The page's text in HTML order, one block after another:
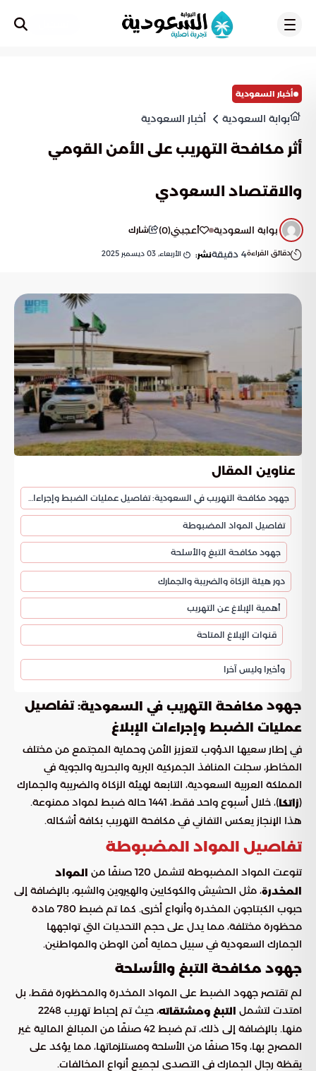
أخبار السعودية
بوابة السعودية أخبار السعودية
أثر مكافحة التهريب على الأمن القومي
والاقتصاد السعودي
بوابة السعودية أعجبني(
0
) شارك
دقائق القراءة4 دقيقةنشر: الأربعاء, 03 ديسمبر 2025
عناوين المقال
جهود مكافحة التهريب في السعودية: تفاصيل عمليات الضبط وإجراءات الإبلاغ
تفاصيل المواد المضبوطة
جهود مكافحة التبغ والأسلحة
دور هيئة الزكاة والضريبة والجمارك
أهمية الإبلاغ عن التهريب
قنوات الإبلاغ المتاحة
وأخيرا وليس آخرا
جهود مكافحة التهريب في السعودية: تفاصيل
عمليات الضبط وإجراءات الإبلاغ
في إطار سعيها الدؤوب لتعزيز الأمن وحماية المجتمع من مختلف
المخاطر، سجلت المنافذ الجمركية البرية والبحرية والجوية في
المملكة العربية السعودية، التابعة لهيئة الزكاة والضريبة والجمارك
(زاتكا
)، خلال أسبوع واحد فقط، 1441 حالة ضبط لمواد ممنوعة.
هذا الإنجاز يعكس التفاني في مكافحة التهريب بكافة أشكاله.
تفاصيل المواد المضبوطة
تنوعت المواد المضبوطة لتشمل 120 صنفًا من
المواد
المخدرة، مثل الحشيش والكوكايين والهيروين والشبو، بالإضافة إلى
حبوب الكبتاجون المخدرة وأنواع أخرى. كما تم ضبط 780 مادة
محظورة مختلفة، مما يدل على حجم التحديات التي تواجهها
الجمارك السعودية في سبيل حماية أمن الوطن والمواطنين.
جهود مكافحة التبغ والأسلحة
لم تقتصر جهود الضبط على المواد المخدرة والمحظورة فقط، بل
امتدت لتشمل التبغ ومشتقاته
، حيث تم إحباط تهريب 2248
منها. بالإضافة إلى ذلك، تم ضبط 42 صنفًا من المبالغ المالية غير
المصرح بها، و15 صنفًا من الأسلحة ومستلزماتها، مما يؤكد على
يقظة رجال الجمارك في التصدي لجميع أنواع المخالفات.